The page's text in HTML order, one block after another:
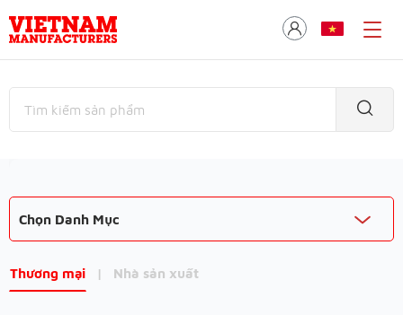
Chọn Danh Mục
Thương mại | Nhà sản xuất